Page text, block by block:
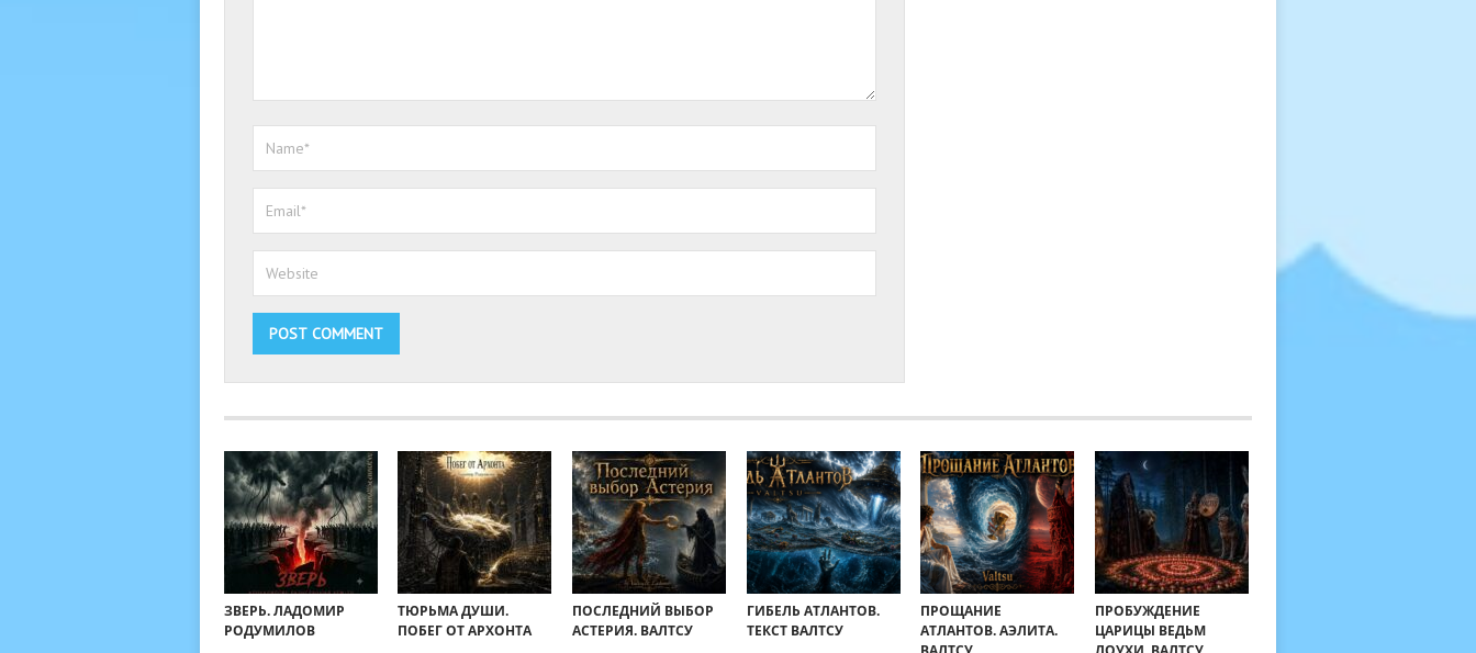
ЗВЕРЬ. ЛАДОМИР
РОДУМИЛОВ
ТЮРЬМА ДУШИ.
ПОБЕГ ОТ АРХОНТА
ПОСЛЕДНИЙ ВЫБОР
АСТЕРИЯ. ВАЛТСУ
ГИБЕЛЬ АТЛАНТОВ.
ТЕКСТ ВАЛТСУ
ПРОЩАНИЕ
АТЛАНТОВ. АЭЛИТА.
ПРОБУЖДЕНИЕ
ЦАРИЦЫ ВЕДЬМ